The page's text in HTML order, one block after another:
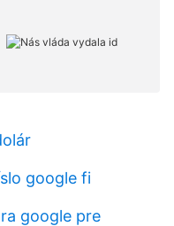
google fi
google pre